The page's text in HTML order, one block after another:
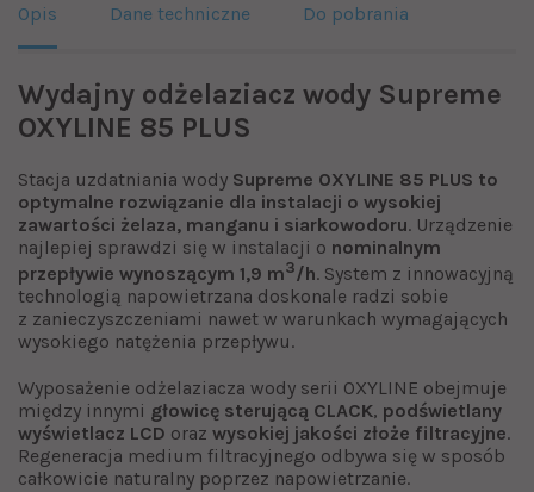
Opis Dane techniczne Do pobrania
Wydajny odżelaziacz wody Supreme
OXYLINE 85 PLUS
Stacja uzdatniania wody Supreme OXYLINE 85 PLUS to
optymalne rozwiązanie dla instalacji o wysokiej
zawartości żelaza, manganu i siarkowodoru. Urządzenie
najlepiej sprawdzi się w instalacji o nominalnym
przepływie wynoszącym 1,9 m3/h. System z innowacyjną
technologią napowietrzana doskonale radzi sobie
z zanieczyszczeniami nawet w warunkach wymagających
wysokiego natężenia przepływu.
Wyposażenie odżelaziacza wody serii OXYLINE obejmuje
między innymi głowicę sterującą CLACK, podświetlany
wyświetlacz LCD oraz wysokiej jakości złoże filtracyjne.
Regeneracja medium filtracyjnego odbywa się w sposób
całkowicie naturalny poprzez napowietrzanie.